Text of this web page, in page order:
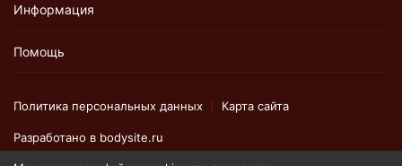
Информация
Помощь
Политика персональных данных Карта сайта
Разработано в bodysite.ru